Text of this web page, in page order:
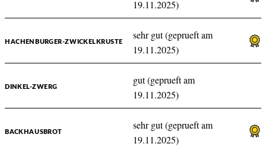
19.11.2025)
HACHENBURGER-ZWICKELKRUSTE
sehr gut (geprueft am
19.11.2025)
DINKEL-ZWERG
gut (geprueft am
19.11.2025)
BACKHAUSBROT
sehr gut (geprueft am
19.11.2025)